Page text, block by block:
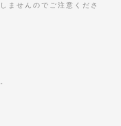
ませんのでご注意くださ